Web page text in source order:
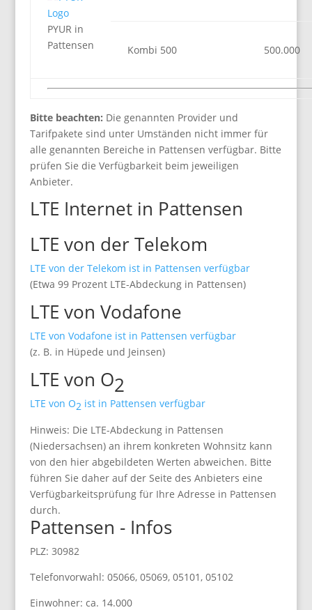
PYUR in
Pattensen
Kombi 500 500.000
Bitte beachten: Die genannten Provider und
Tarifpakete sind unter Umständen nicht immer für
alle genannten Bereiche in Pattensen verfügbar. Bitte
prüfen Sie die Verfügbarkeit beim jeweiligen
Anbieter.
LTE Internet in Pattensen
LTE von der Telekom
LTE von der Telekom ist in Pattensen verfügbar
(Etwa 99 Prozent LTE-Abdeckung in Pattensen)
LTE von Vodafone
LTE von Vodafone ist in Pattensen verfügbar
(z. B. in Hüpede und Jeinsen)
LTE von O2
LTE von O2 ist in Pattensen verfügbar
Hinweis: Die LTE-Abdeckung in Pattensen
(Niedersachsen) an ihrem konkreten Wohnsitz kann
von den hier abgebildeten Werten abweichen. Bitte
führen Sie daher auf der Seite des Anbieters eine
Verfügbarkeitsprüfung für Ihre Adresse in Pattensen
durch.
Pattensen - Infos
PLZ: 30982
Telefonvorwahl: 05066, 05069, 05101, 05102
Einwohner: ca. 14.000